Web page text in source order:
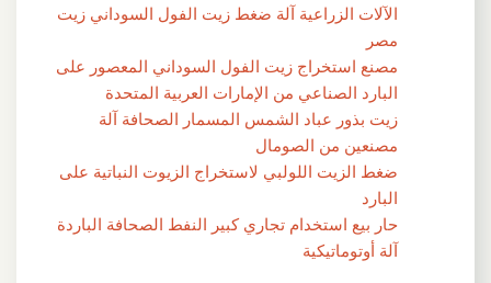
الآلات الزراعية آلة ضغط زيت الفول السوداني زيت
مصر
مصنع استخراج زيت الفول السوداني المعصور على
البارد الصناعي من الإمارات العربية المتحدة
زيت بذور عباد الشمس المسمار الصحافة آلة
مصنعين من الصومال
ضغط الزيت اللولبي لاستخراج الزيوت النباتية على
البارد
حار بيع استخدام تجاري كبير النفط الصحافة الباردة
آلة أوتوماتيكية